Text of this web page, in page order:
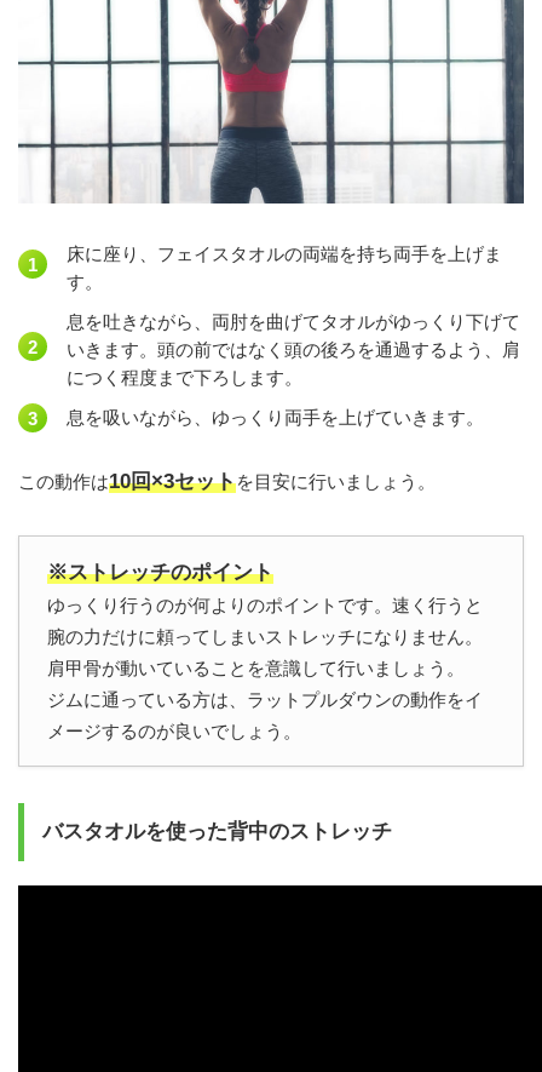
床に座り、フェイスタオルの両端を持ち両手を上げま
す。
息を吐きながら、両肘を曲げてタオルがゆっくり下げて
いきます。頭の前ではなく頭の後ろを通過するよう、肩
につく程度まで下ろします。
息を吸いながら、ゆっくり両手を上げていきます。
この動作は10回×3セットを目安に行いましょう。
※ストレッチのポイント
ゆっくり行うのが何よりのポイントです。速く行うと
腕の力だけに頼ってしまいストレッチになりません。
肩甲骨が動いていることを意識して行いましょう。
ジムに通っている方は、ラットプルダウンの動作をイ
メージするのが良いでしょう。
バスタオルを使った背中のストレッチ